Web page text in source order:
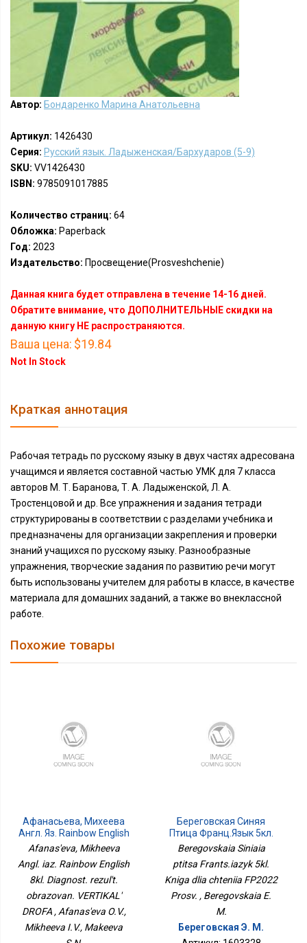
Автор: Бондаренко Марина Анатольевна
Артикул: 1426430
Серия: Русский язык. Ладыженская/Бархударов (5-9)
SKU: VV1426430
ISBN: 9785091017885
Количество страниц: 64
Обложка: Paperback
Год: 2023
Издательство: Просвещение(Prosveshchenie)
Данная книга будет отправлена в течение 14-16 дней.
Обратите внимание, что ДОПОЛНИТЕЛЬНЫЕ скидки на
данную книгу НЕ распространяются.
Ваша цена: $19.84
Not In Stock
Краткая аннотация
Рабочая тетрадь по русскому языку в двух частях адресована
учащимся и является составной частью УМК для 7 класса
авторов М. Т. Баранова, Т. А. Ладыженской, Л. А.
Тростенцовой и др. Все упражнения и задания тетради
структурированы в соответствии с разделами учебника и
предназначены для организации закрепления и проверки
знаний учащихся по русскому языку. Разнообразные
упражнения, творческие задания по развитию речи могут
быть использованы учителем для работы в классе, в качестве
материала для домашних заданий, а также во внеклассной
работе.
Похожие товары
Афанасьева, Михеева
Англ. Яз. Rainbow English
8кл. Диагност. Результ.
Образован. ВЕРТИКАЛЬ
ДРОФА
Afanas'eva, Mikheeva
Angl. iaz. Rainbow English
8kl. Diagnost. rezul't.
obrazovan. VERTIKAL'
DROFA , Afanas'eva O.V.,
Mikheeva I.V., Makeeva
Береговская Синяя
Птица Франц.язык 5кл.
Книга Для Чтения
ФП2022 Просв.
Beregovskaia Siniaia
ptitsa Frants.iazyk 5kl.
Kniga dlia chteniia FP2022
Prosv. , Beregovskaia E.
M.
Береговская Э. М.